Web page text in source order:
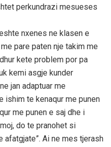
perkundrazi mesueses
nxenes ne klasen e
pare paten nje takim me
kete problem por pa
kemi asgje kunder
jan adaptuar me
ishim te kenaqur me punen
me punen e saj dhe i
do te pranohet si
Ai ne mes tjerash